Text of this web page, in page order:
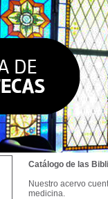
Catálogo de las
Nuestro acervo
medicina.